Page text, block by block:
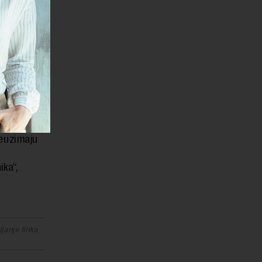
iz
postao
Tako
po
a
linka